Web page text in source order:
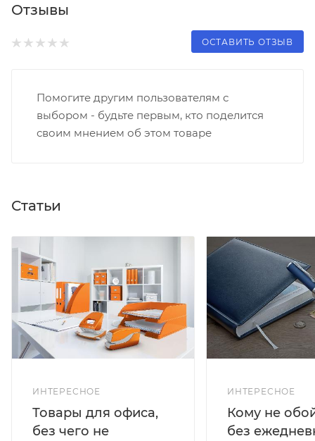
Отзывы
ОСТАВИТЬ ОТЗЫВ
Помогите другим пользователям с
выбором - будьте первым, кто поделится
своим мнением об этом товаре
Статьи
ИНТЕРЕСНОЕ
Товары для офиса,
без чего не
ИНТЕРЕСНОЕ
Кому не
без